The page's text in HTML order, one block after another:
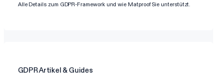
Alle Details zum GDPR-Framework und wie Matproof Sie unterstützt.
GDPRArtikel & Guides